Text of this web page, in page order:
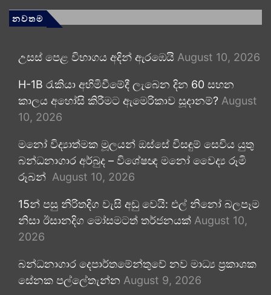
නවතම
උසස් පෙළ විභාගය අදින් ඇරඹෙයි August 10, 2026
H-1B රැකියා අහිමිවීමේදී ලැබෙන දින 60 සහන
කාලය අහෝසි කිරීමට ඇමෙරිකාව සූදානම්? August
10, 2026
මනෝ විද්‍යාත්මක මූලයන් ඔස්සේ විසඳුම් සෙවිය යුතු
බන්ධනාගාර අර්බුද – විශේෂඥ මනෝ වෛද්‍ය රූමි
රූබන් August 10, 2026
15න් පසු නිරිතදිග වැසි අඩු වෙයි: එල් නිනෝ බලපෑම
නිසා ඊසානදිග මෝසමටත් තර්ජනයක් August 10,
2026
බන්ධනාගාර දෙපාර්තමේන්තුවේ නව මාධ්‍ය ප්‍රකාශක
සේනක පල්ලේතැන්න August 9, 2026